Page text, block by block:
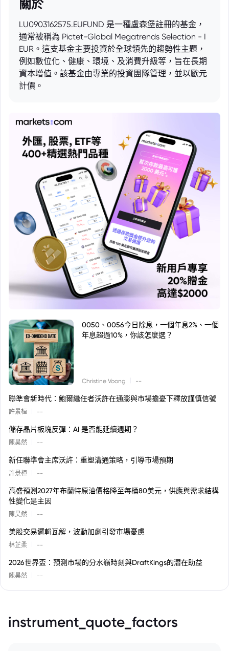
關於
LU0903162575.EUFUND 是一種盧森堡註冊的基金，
通常被稱為 Pictet-Global Megatrends Selection - I
EUR。這支基金主要投資於全球領先的趨勢性主題，
例如數位化、健康、環境、及消費升級等，旨在長期
資本增值。該基金由專業的投資團隊管理，並以歐元
計價。
0050、0056今日除息，一個年息2%、一個
年息超過10%，你該怎麼選？
Christine Voong --
聯準會新時代：鮑爾繼任者沃許在通膨與市場擔憂下釋放謹慎信號
許景桓 --
儲存晶片板塊反彈：AI 是否能延續週期？
陳昊然 --
新任聯準會主席沃許：重塑溝通策略，引導市場預期
許景桓 --
高盛預測2027年布蘭特原油價格降至每桶80美元，供應與需求結構
性變化是主因
陳昊然 --
美股交易邏輯瓦解，波動加劇引發市場憂慮
林芷柔 --
2026世界盃：預測市場的分水嶺時刻與DraftKings的潛在助益
陳昊然 --
instrument_quote_factors